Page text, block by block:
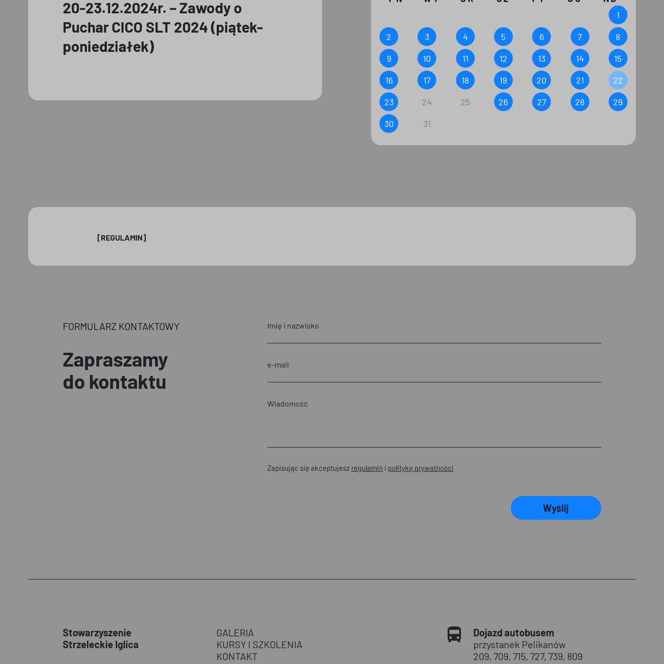
20-23.12.2024r. – Zawody o
Puchar CICO SLT 2024 (piątek-
poniedziałek)
1
2
3 4 5 6 7
8
9
10 11 12 13 14
15
16
17 18 19 20 21
22
23
24 25 26 27 28
29
30
31
[REGULAMIN]
FORMULARZ KONTAKTOWY
Zapraszamy
do kontaktu
Zapisując się akceptujesz regulamin i politykę prywatności
Wyślij
Stowarzyszenie
Strzeleckie Iglica
GALERIA
KURSY I SZKOLENIA
KONTAKT
Dojazd autobusem
przystanek Pelikanów
209, 709, 715, 727, 739, 809